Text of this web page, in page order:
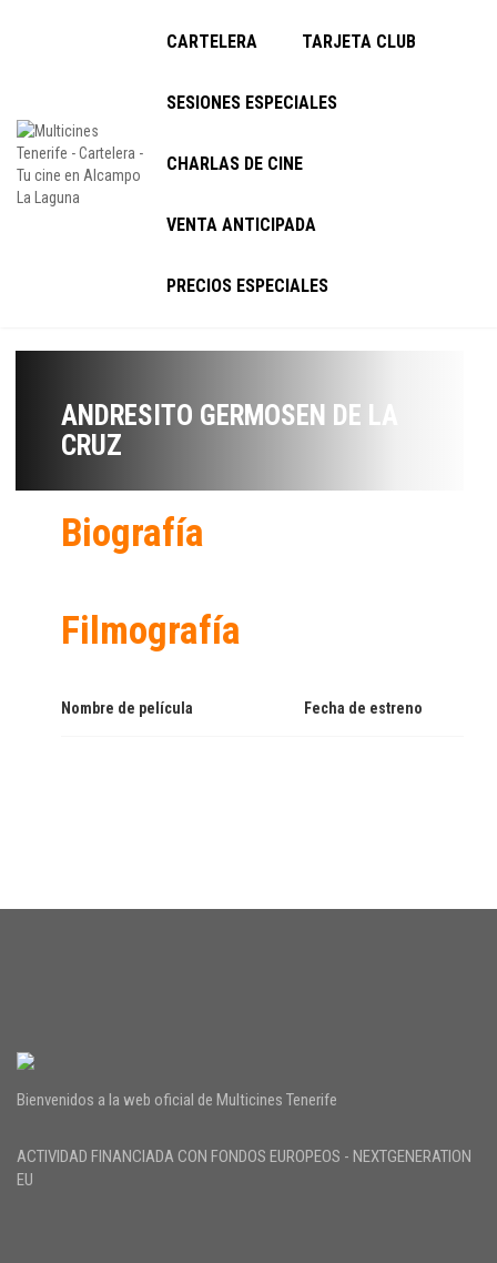
CARTELERA TARJETA CLUB
SESIONES ESPECIALES
CHARLAS DE CINE
VENTA ANTICIPADA
PRECIOS ESPECIALES
ANDRESITO GERMOSEN DE LA
CRUZ
Biografía
Filmografía
Nombre de película Fecha de estreno
Bienvenidos a la web oficial de Multicines Tenerife
ACTIVIDAD FINANCIADA CON FONDOS EUROPEOS - NEXTGENERATION
EU